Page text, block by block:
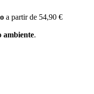
a partir de 54,90 €
ambiente.